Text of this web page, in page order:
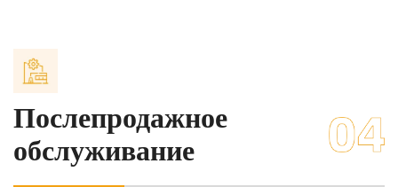
оборудования, чтобы гарантировать, что пользователи
смогут правильно использовать оборудование.
Послепродажное
обслуживание